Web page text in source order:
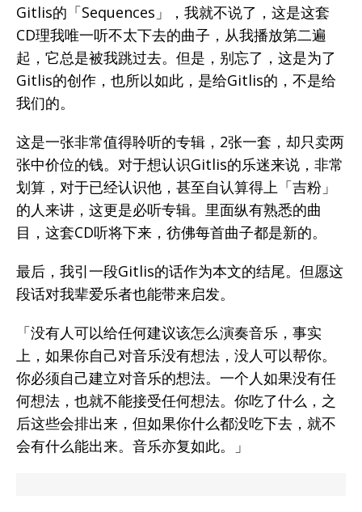
Gitlis的「Sequences」，我就不说了，这是这套
CD理我唯一听不太下去的曲子，从我播放第二遍
起，它总是被我跳过去。但是，别忘了，这是为了
Gitlis的创作，也所以如此，是给Gitlis的，不是给
我们的。
这是一张非常值得聆听的专辑，2张一套，却只卖两
张中价位的钱。对于想认识Gitlis的乐迷来说，非常
划算，对于已经认识他，甚至自认算得上「吉粉」
的人来讲，这更是必听专辑。里面纵有熟悉的曲
目，这套CD听将下来，彷佛每首曲子都是新的。
最后，我引一段Gitlis的话作为本文的结尾。但愿这
段话对我辈爱乐者也能带来启发。
「没有人可以给任何建议该怎么演奏音乐，事实
上，如果你自己对音乐没有想法，没人可以帮你。
你必须自己建立对音乐的想法。一个人如果没有任
何想法，也就不能接受任何想法。你吃了什么，之
后这些会排出来，但如果你什么都没吃下去，就不
会有什么能出来。音乐亦复如此。」